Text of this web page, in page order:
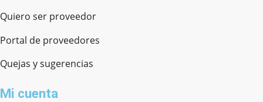
Quiero ser proveedor
Portal de proveedores
Quejas y sugerencias
Mi cuenta